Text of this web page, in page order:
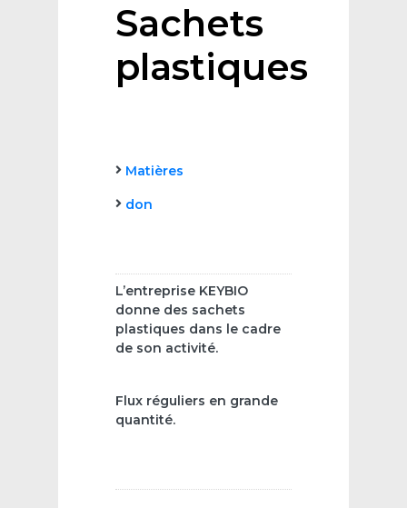
Sachets
plastiques
Matières
don
L’entreprise KEYBIO
donne des sachets
plastiques dans le cadre
de son activité.
Flux réguliers en grande
quantité.